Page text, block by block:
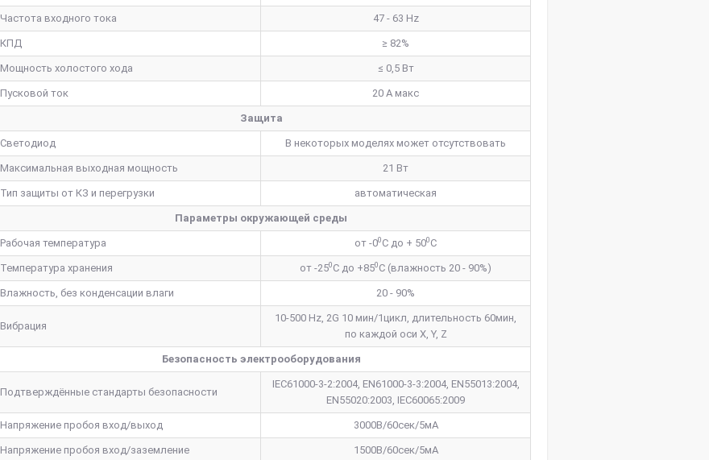
Частота входного тока 47 - 63 Hz
КПД ≥ 82%
Мощность холостого хода ≤ 0,5 Вт
Пусковой ток 20 А макс
Защита
Светодиод В некоторых моделях может отсутствовать
Максимальная выходная мощность 21 Вт
Тип защиты от КЗ и перегрузки автоматическая
Параметры окружающей среды
Рабочая температура от -00C до + 500C
Температура хранения от -250C до +850C (влажность 20 - 90%)
Влажность, без конденсации влаги 20 - 90%
Вибрация
10-500 Hz, 2G 10 мин/1цикл, длительность 60мин,
по каждой оси X, Y, Z
Безопасность электрооборудования
Подтверждённые стандарты безопасности
IEC61000-3-2:2004, EN61000-3-3:2004, EN55013:2004,
EN55020:2003, IEC60065:2009
Напряжение пробоя вход/выход 3000В/60сек/5мА
Напряжение пробоя вход/заземление 1500В/60сек/5мА